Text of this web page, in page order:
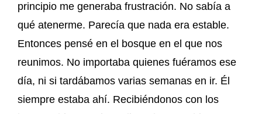
principio me generaba frustración. No sabía a
qué atenerme. Parecía que nada era estable.
Entonces pensé en el bosque en el que nos
reunimos. No importaba quienes fuéramos ese
día, ni si tardábamos varias semanas en ir. Él
siempre estaba ahí. Recibiéndonos con los